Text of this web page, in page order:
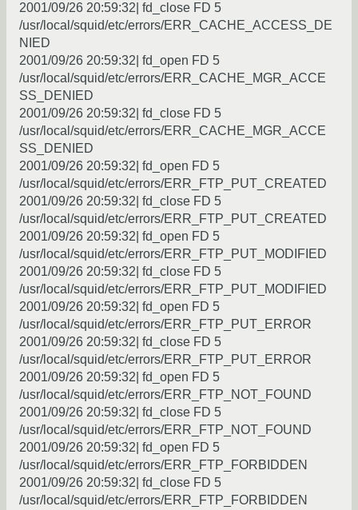
2001/09/26 20:59:32| fd_close FD 5
/usr/local/squid/etc/errors/ERR_CACHE_ACCESS_DE
NIED
2001/09/26 20:59:32| fd_open FD 5
/usr/local/squid/etc/errors/ERR_CACHE_MGR_ACCE
SS_DENIED
2001/09/26 20:59:32| fd_close FD 5
/usr/local/squid/etc/errors/ERR_CACHE_MGR_ACCE
SS_DENIED
2001/09/26 20:59:32| fd_open FD 5
/usr/local/squid/etc/errors/ERR_FTP_PUT_CREATED
2001/09/26 20:59:32| fd_close FD 5
/usr/local/squid/etc/errors/ERR_FTP_PUT_CREATED
2001/09/26 20:59:32| fd_open FD 5
/usr/local/squid/etc/errors/ERR_FTP_PUT_MODIFIED
2001/09/26 20:59:32| fd_close FD 5
/usr/local/squid/etc/errors/ERR_FTP_PUT_MODIFIED
2001/09/26 20:59:32| fd_open FD 5
/usr/local/squid/etc/errors/ERR_FTP_PUT_ERROR
2001/09/26 20:59:32| fd_close FD 5
/usr/local/squid/etc/errors/ERR_FTP_PUT_ERROR
2001/09/26 20:59:32| fd_open FD 5
/usr/local/squid/etc/errors/ERR_FTP_NOT_FOUND
2001/09/26 20:59:32| fd_close FD 5
/usr/local/squid/etc/errors/ERR_FTP_NOT_FOUND
2001/09/26 20:59:32| fd_open FD 5
/usr/local/squid/etc/errors/ERR_FTP_FORBIDDEN
2001/09/26 20:59:32| fd_close FD 5
/usr/local/squid/etc/errors/ERR_FTP_FORBIDDEN